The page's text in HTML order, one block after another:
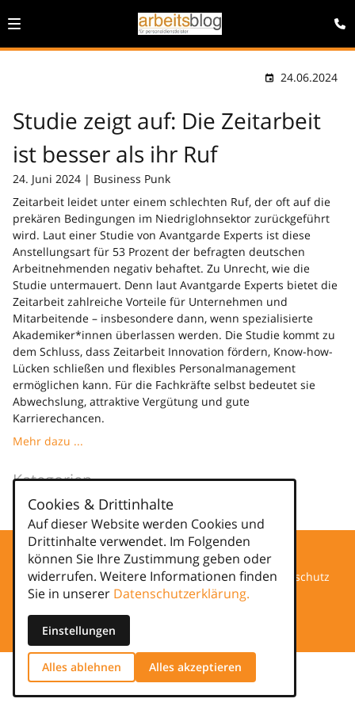
24.06.2024
Studie zeigt auf: Die Zeitarbeit
ist besser als ihr Ruf
24. Juni 2024 | Business Punk
Zeitarbeit leidet unter einem schlechten Ruf, der oft auf die
prekären Bedingungen im Niedriglohnsektor zurückgeführt
wird. Laut einer Studie von Avantgarde Experts ist diese
Anstellungsart für 53 Prozent der befragten deutschen
Arbeitnehmenden negativ behaftet. Zu Unrecht, wie die
Studie untermauert. Denn laut Avantgarde Experts bietet die
Zeitarbeit zahlreiche Vorteile für Unternehmen und
Mitarbeitende – insbesondere dann, wenn spezialisierte
Akademiker*innen überlassen werden. Die Studie kommt zu
dem Schluss, dass Zeitarbeit Innovation fördern, Know-how-
Lücken schließen und flexibles Personalmanagement
ermöglichen kann. Für die Fachkräfte selbst bedeutet sie
Abwechslung, attraktive Vergütung und gute
Karrierechancen.
Mehr dazu ...
Kategorien
news
Datenschutz
Impressum
Cookies & Drittinhalte
Auf dieser Website werden Cookies und
Drittinhalte verwendet. Im Folgenden
können Sie Ihre Zustimmung geben oder
widerrufen. Weitere Informationen finden
Sie in unserer Datenschutzerklärung.
Einstellungen
Alles ablehnen Alles akzeptieren